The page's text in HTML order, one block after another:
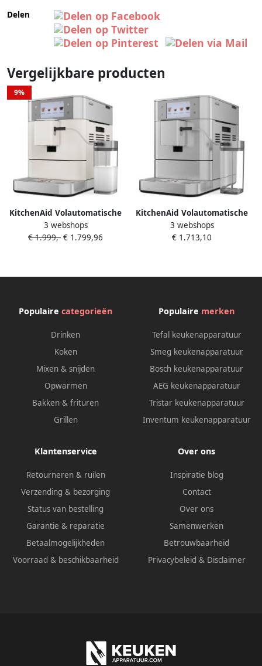
Delen
Vergelijkbare producten
9%
KitchenAid Volautomatische
Espressomachine KF8
TTouchscreen 40+
kopjes tegelijk vullen
3 webshops
€ 1.999,- € 1.799,96
KitchenAid Volautomatische
Espressomachine KF8
TTouchscreen 40+
kopjes tegelijk vullen
3 webshops
€ 1.713,10
Populaire categorieën
Drinken
Koken
Mixen & snijden
Opwarmen
Bakken & frituren
Grillen
Populaire merken
Tefal keukenapparatuur
Smeg keukenapparatuur
Bosch keukenapparatuur
AEG keukenapparatuur
Tristar keukenapparatuur
Inventum keukenapparatuur
Klantenservice
Retourneren & ruilen
Verzending & bezorging
Status van bestelling
Garantie & reparatie
Betaalmogelijkheden
Voorraad & beschikbaarheid
Over ons
Inspiratie blog
Contact
Over ons
Samenwerken
Betrouwbaarheid
Privacybeleid & Disclaimer